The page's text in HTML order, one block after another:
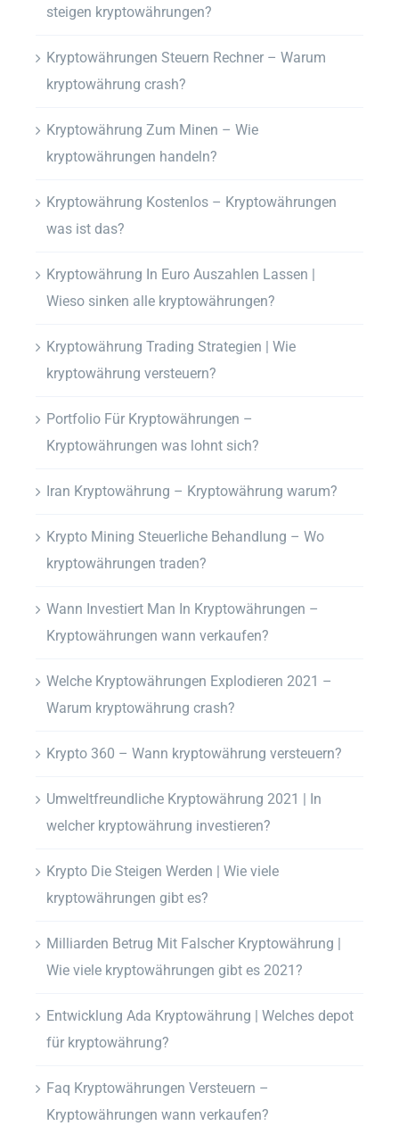
steigen kryptowährungen?
Kryptowährungen Steuern Rechner – Warum
kryptowährung crash?
Kryptowährung Zum Minen – Wie
kryptowährungen handeln?
Kryptowährung Kostenlos – Kryptowährungen
was ist das?
Kryptowährung In Euro Auszahlen Lassen |
Wieso sinken alle kryptowährungen?
Kryptowährung Trading Strategien | Wie
kryptowährung versteuern?
Portfolio Für Kryptowährungen –
Kryptowährungen was lohnt sich?
Iran Kryptowährung – Kryptowährung warum?
Krypto Mining Steuerliche Behandlung – Wo
kryptowährungen traden?
Wann Investiert Man In Kryptowährungen –
Kryptowährungen wann verkaufen?
Welche Kryptowährungen Explodieren 2021 –
Warum kryptowährung crash?
Krypto 360 – Wann kryptowährung versteuern?
Umweltfreundliche Kryptowährung 2021 | In
welcher kryptowährung investieren?
Krypto Die Steigen Werden | Wie viele
kryptowährungen gibt es?
Milliarden Betrug Mit Falscher Kryptowährung |
Wie viele kryptowährungen gibt es 2021?
Entwicklung Ada Kryptowährung | Welches depot
für kryptowährung?
Faq Kryptowährungen Versteuern –
Kryptowährungen wann verkaufen?